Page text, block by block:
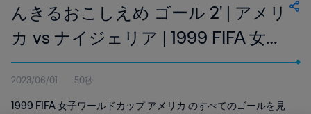
んきるおこしえめ ゴール 2' | アメリ
カ vs ナイジェリア | 1999 FIFA 女子
ワールドカップ アメリカ
2023/06/01 50秒
1999 FIFA 女子ワールドカップ アメリカ のすべてのゴールを見